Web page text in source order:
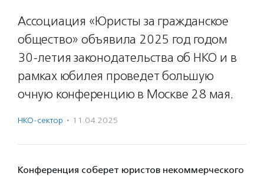
Ассоциация «Юристы за гражданское
общество» объявила 2025 год годом
30-летия законодательства об НКО и в
рамках юбилея проведет большую
очную конференцию в Москве 28 мая.
НКО-сектор · 11.04.2025
Конференция соберет юристов некоммерческого